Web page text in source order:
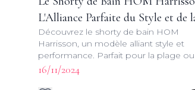
L'Alliance Parfaite du Style et de
Performance
Découvrez le shorty de bain HOM
Harrisson, un modèle alliant style et
performance. Parfait pour la plage ou
piscine, ce maillot de bain offre une
coupe flatteuse et un confort optimal.
16/11/2024